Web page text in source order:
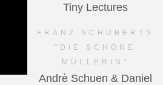
Tiny Lectures
FRANZ SCHUBERTS
"DIE SCHÖNE
MÜLLERIN"
Andrè Schuen & Daniel